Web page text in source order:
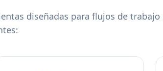
diseñadas para flujos de